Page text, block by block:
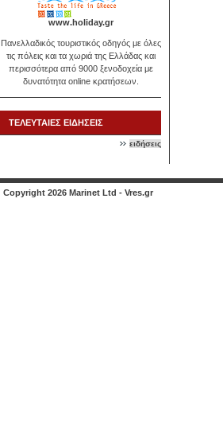
www.holiday.gr
Πανελλαδικός τουριστικός οδηγός με όλες
τις πόλεις και τα χωριά της Ελλάδας και
περισσότερα από 9000 ξενοδοχεία με
δυνατότητα online κρατήσεων.
ΤΕΛΕΥΤΑΙΕΣ ΕΙΔΗΣΕΙΣ
ειδήσεις
Copyright 2026 Marinet Ltd - Vres.gr